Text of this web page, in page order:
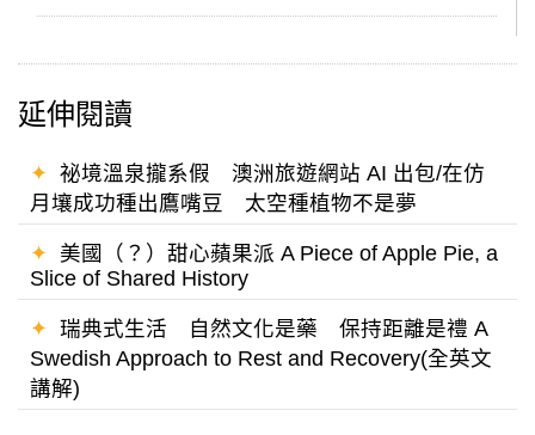
延伸閱讀
✦ 祕境溫泉攏系假 澳洲旅遊網站 AI 出包/在仿
月壤成功種出鷹嘴豆 太空種植物不是夢
✦ 美國（？）甜心蘋果派 A Piece of Apple Pie, a
Slice of Shared History
✦ 瑞典式生活 自然文化是藥 保持距離是禮 A
Swedish Approach to Rest and Recovery(全英文
講解)